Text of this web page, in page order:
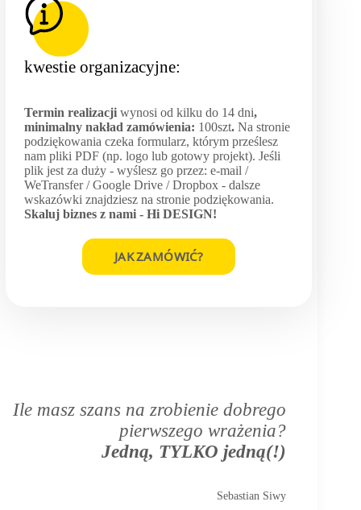
kwestie organizacyjne:
Termin realizacji wynosi od kilku do 14 dni,
minimalny nakład zamówienia: 100szt. Na stronie
podziękowania czeka formularz, którym prześlesz
nam pliki PDF (np. logo lub gotowy projekt). Jeśli
plik jest za duży - wyślesz go przez: e-mail /
WeTransfer / Google Drive / Dropbox - dalsze
wskazówki znajdziesz na stronie podziękowania.
Skaluj biznes z nami - Hi DESIGN!
JAK ZAMÓWIĆ?
Ile masz szans na zrobienie dobrego
pierwszego wrażenia?
Jedną, TYLKO jedną(!)
Sebastian Siwy